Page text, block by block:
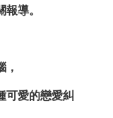
導。
，
可愛的戀愛糾